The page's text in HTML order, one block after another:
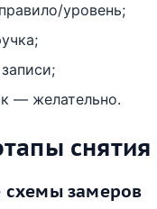
уровень;
— желательно.
схемы замеров